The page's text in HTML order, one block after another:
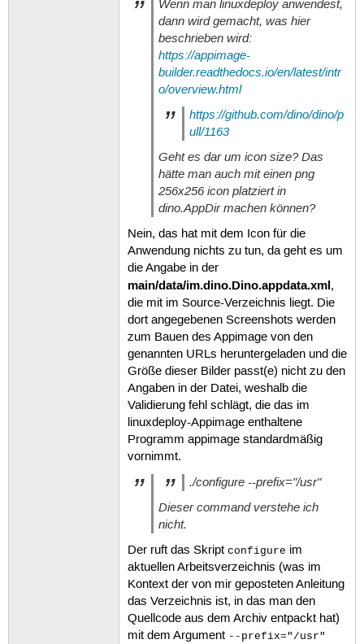
Wenn man linuxdeploy anwendest,
dann wird gemacht, was hier
beschrieben wird:
https://appimage-
builder.readthedocs.io/en/latest/intr
o/overview.html
https://github.com/dino/dino/p
ull/1163
Geht es dar um icon size? Das
hätte man auch mit einen png
256x256 icon platziert in
dino.AppDir machen können?
Nein, das hat mit dem Icon für die
Anwendung nichts zu tun, da geht es um
die Angabe in der
main/data/im.dino.Dino.appdata.xml,
die mit im Source-Verzeichnis liegt. Die
dort angegebenen Screenshots werden
zum Bauen des Appimage von den
genannten URLs heruntergeladen und die
Größe dieser Bilder passt(e) nicht zu den
Angaben in der Datei, weshalb die
Validierung fehl schlägt, die das im
linuxdeploy-Appimage enthaltene
Programm appimage standardmäßig
vornimmt.
./configure --prefix="/usr"
Dieser command verstehe ich
nicht.
Der ruft das Skript configure im
aktuellen Arbeitsverzeichnis (was im
Kontext der von mir geposteten Anleitung
das Verzeichnis ist, in das man den
Quellcode aus dem Archiv entpackt hat)
mit dem Argument --prefix="/usr"